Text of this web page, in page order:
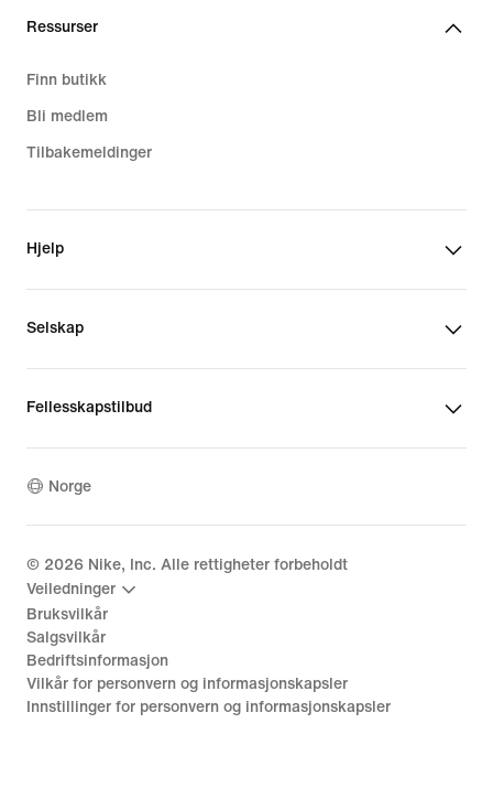
Ressurser
Finn butikk
Bli medlem
Tilbakemeldinger
Hjelp
Selskap
Fellesskapstilbud
Norge
© 2026 Nike, Inc. Alle rettigheter forbeholdt
Veiledninger
Bruksvilkår
Salgsvilkår
Bedriftsinformasjon
Vilkår for personvern og informasjonskapsler
Innstillinger for personvern og informasjonskapsler